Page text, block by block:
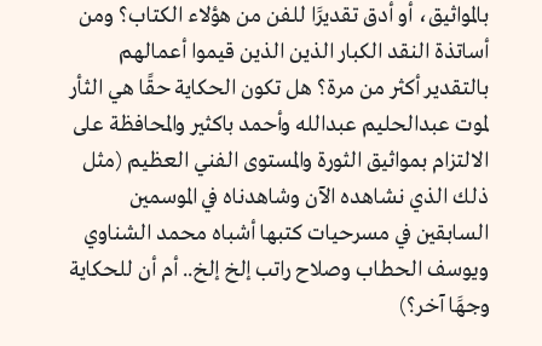
بالمواثيق، أو أدق تقديرََا للفن من هؤلاء الكتاب؟ ومن
أساتذة النقد الكبار الذين الذين قيموا أعمالهم
بالتقدير أكثر من مرة؟ هل تكون الحكاية حقًا هي الثأر
لموت عبدالحليم عبدالله وأحمد باكثير والمحافظة على
الالتزام بمواثيق الثورة والمستوى الفني العظيم (مثل
ذلك الذي نشاهده الآن وشاهدناه في الموسمين
السابقين في مسرحيات كتبها أشباه محمد الشناوي
ويوسف الحطاب وصلاح راتب إلخ إلخ.. أم أن للحكاية
وجهََا آخر؟)